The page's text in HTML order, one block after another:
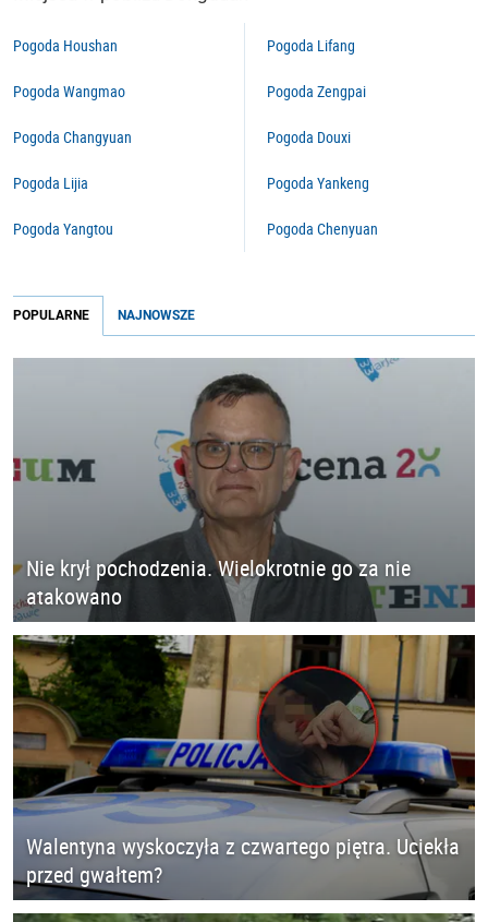
Pogoda Houshan
Pogoda Wangmao
Pogoda Changyuan
Pogoda Lijia
Pogoda Yangtou
Pogoda Lifang
Pogoda Zengpai
Pogoda Douxi
Pogoda Yankeng
Pogoda Chenyuan
POPULARNE NAJNOWSZE
Nie krył pochodzenia. Wielokrotnie go za nie
atakowano
Walentyna wyskoczyła z czwartego piętra. Uciekła
przed gwałtem?